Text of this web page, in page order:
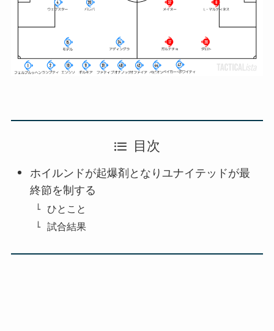
目次
ホイルンドが起爆剤となりユナイテッドが最
終節を制する
ひとこと
試合結果